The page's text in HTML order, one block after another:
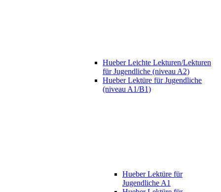
Hueber Leichte Lekturen/Lekturen
für Jugendliche (niveau A2)
Hueber Lektüre für Jugendliche
(niveau A1/B1)
Hueber Lektüre für
Jugendliche A1